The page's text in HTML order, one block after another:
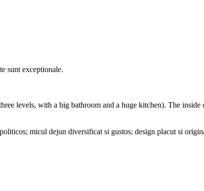
sunt exceptionale.
levels, with a big bathroom and a huge kitchen). The
micul dejun diversificat si gustos; design placut si